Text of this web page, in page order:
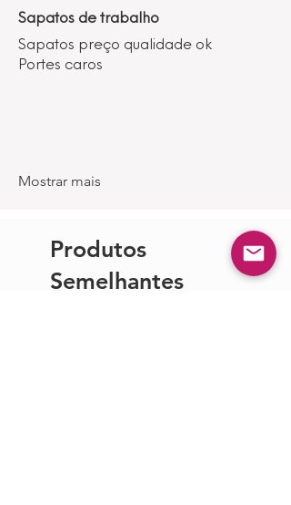
Sapatos de trabalho
Sapatos preço qualidade ok
Portes caros
Mostrar mais
Produtos
Semelhantes